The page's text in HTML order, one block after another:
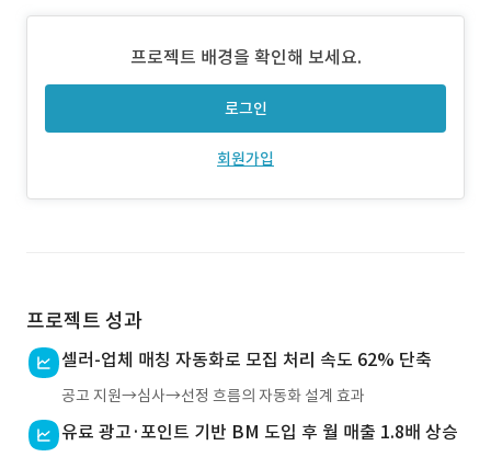
플랫폼 수익 구조 부족 목표 -셀러 프로필 관리와 주최업체
람 서비스 기반 BM 모델 확보 -알림·메시지, 심사·승인 프로
세스 자동화로 운영 효율 향상
프로젝트 배경을 확인해 보세요.
로그인
회원가입
프로젝트 성과
셀러-업체 매칭 자동화로 모집 처리 속도 62% 단축
공고 지원→심사→선정 흐름의 자동화 설계 효과
유료 광고·포인트 기반 BM 도입 후 월 매출 1.8배 상승